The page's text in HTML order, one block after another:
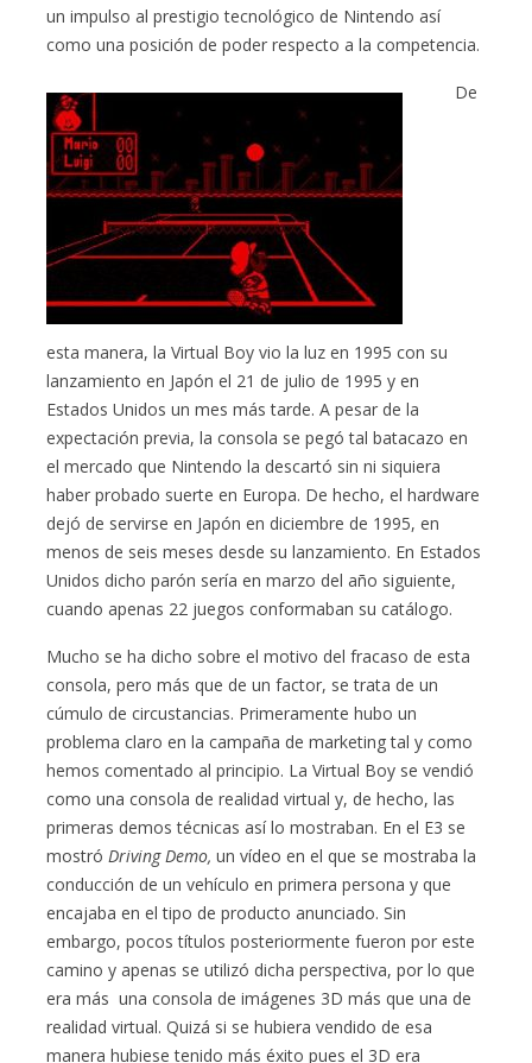
un impulso al prestigio tecnológico de Nintendo así
como una posición de poder respecto a la competencia.
De
esta manera, la Virtual Boy vio la luz en 1995 con su
lanzamiento en Japón el 21 de julio de 1995 y en
Estados Unidos un mes más tarde. A pesar de la
expectación previa, la consola se pegó tal batacazo en
el mercado que Nintendo la descartó sin ni siquiera
haber probado suerte en Europa. De hecho, el hardware
dejó de servirse en Japón en diciembre de 1995, en
menos de seis meses desde su lanzamiento. En Estados
Unidos dicho parón sería en marzo del año siguiente,
cuando apenas 22 juegos conformaban su catálogo.
Mucho se ha dicho sobre el motivo del fracaso de esta
consola, pero más que de un factor, se trata de un
cúmulo de circustancias. Primeramente hubo un
problema claro en la campaña de marketing tal y como
hemos comentado al principio. La Virtual Boy se vendió
como una consola de realidad virtual y, de hecho, las
primeras demos técnicas así lo mostraban. En el E3 se
mostró Driving Demo, un vídeo en el que se mostraba la
conducción de un vehículo en primera persona y que
encajaba en el tipo de producto anunciado. Sin
embargo, pocos títulos posteriormente fueron por este
camino y apenas se utilizó dicha perspectiva, por lo que
era más una consola de imágenes 3D más que una de
realidad virtual. Quizá si se hubiera vendido de esa
manera hubiese tenido más éxito pues el 3D era